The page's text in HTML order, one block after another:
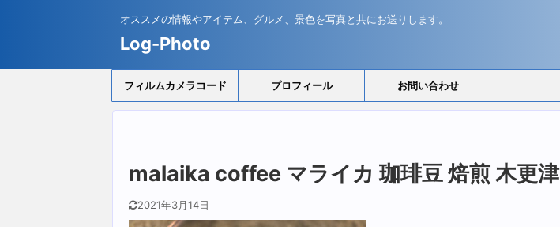
オススメの情報やアイテム、グルメ、景色を写真と共にお送りします。
Log-Photo
フィルムカメラコード プロフィール お問い合わせ
malaika coffee マライカ 珈琲豆 焙煎 木更津
2021年3月14日